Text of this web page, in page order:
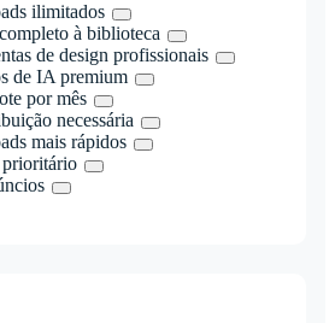
ilimitados
à biblioteca
de design profissionais
de IA premium
por mês
necessária
mais rápidos
prioritário